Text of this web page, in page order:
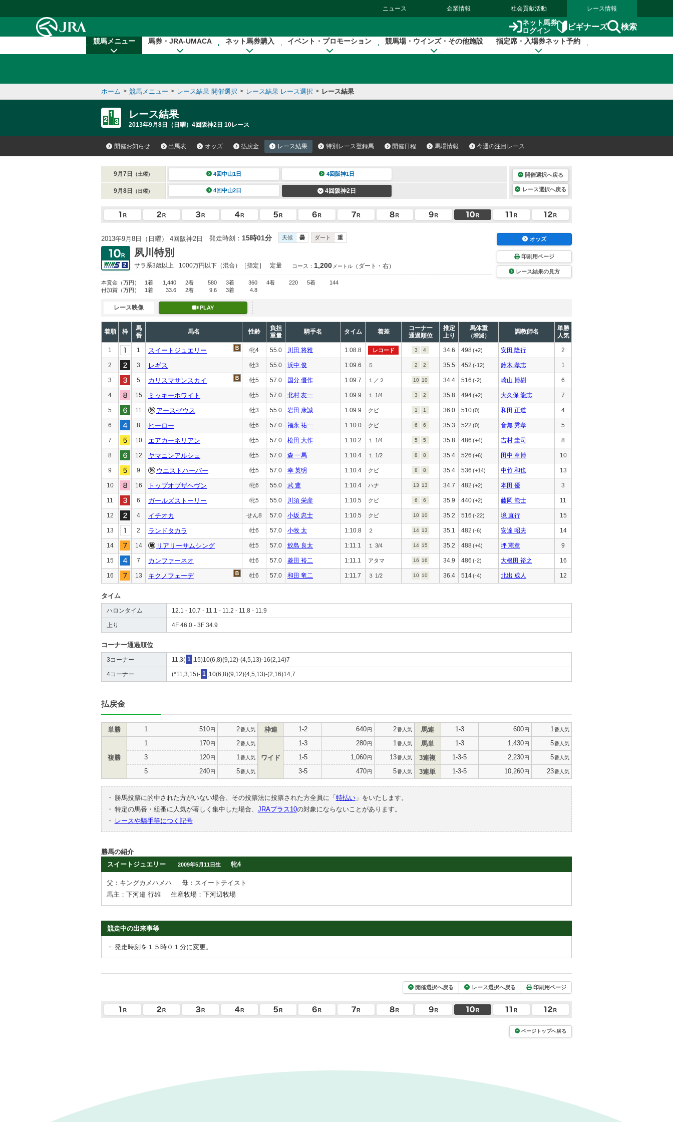
ニュース 企業情報 社会貢献活動 レース情報
ネット馬券
ログイン
ビギナーズ 検索
競馬メニュー 馬券・JRA-UMACA ネット馬券購入 イベント・プロモーション 競馬場・ウインズ・その他施設 指定席・入場券ネット予約
ホーム > 競馬メニュー > レース結果 開催選択 > レース結果 レース選択 > レース結果
レース結果
2013年9月8日（日曜）4回阪神2日 10レース
開催お知らせ 出馬表 オッズ 払戻金 レース結果 特別レース登録馬 開催日程 馬場情報 今週の注目レース
9月7日 （土曜） 4回中山1日 4回阪神1日
9月8日 （日曜） 4回中山2日 4回阪神2日
開催選択へ戻る
レース選択へ戻る
2013年9月8日（日曜） 4回阪神2日 発走時刻： 15時01分 天候 曇 ダート 重
夙川特別
サラ系3歳以上 1000万円以下 （混合）［指定］ 定量 コース： 1,200 メートル （ダート・右）
本賞金 （万円） 1着 1,440 2着 580 3着 360 4着 220 5着
144
付加賞 （万円） 1着 33.6 2着 9.6 3着 4.8
オッズ
印刷用ページ
レース結果の見方
レース映像 PLAY
着順 枠
馬
番
馬名 性齢
負担
重量
騎手名 タイム 着差
コーナー
通過順位
推定
上り
馬体重
（増減）
調教師名
単勝
人気
1 1 スイートジュエリー 牝4 55.0 川田 将雅 1:08.8 レコード 3 4 34.6 498(+2) 安田 隆行 2
2 3 レギス 牡3 55.0 浜中 俊 1:09.6 ５ 2 2 35.5 452 (-12) 鈴木 孝志 1
3 5 カリスマサンスカイ 牡5 57.0 国分 優作 1:09.7 １／２ 10 10 34.4 516 (-2) 崎山 博樹 6
4 15 ミッキーホワイト 牡5 57.0 北村 友一 1:09.9 １ 1/4 3 2 35.8 494(+2) 大久保 龍志 7
5 11 アースゼウス 牡3 55.0 岩田 康誠 1:09.9 クビ 1 1 36.0 510(0) 和田 正道 4
6 8 ヒーロー 牡6 57.0 福永 祐一 1:10.0 クビ 6 6 35.3 522 (0) 音無 秀孝 5
7 10 エアカーネリアン 牡5 57.0 松田 大作 1:10.2 １ 1/4 5 5 35.8 486 (+4) 吉村 圭司 8
8 12 ヤマニンアルシェ 牡5 57.0 森 一馬 1:10.4 １ 1/2 8 8 35.4 526 (+6) 田中 章博 10
9 9 ウエストハーバー 牡5 57.0 幸 英明 1:10.4 クビ 8 8 35.4 536 (+14) 中竹 和也 13
10 16 トップオブザヘヴン 牝6 55.0 武 豊 1:10.4 ハナ 13 13 34.7 482 (+2) 本田 優 3
11 6 ガールズストーリー 牝5 55.0 川須 栄彦 1:10.5 クビ 6 6 35.9 440(+2) 藤岡 範士 11
12 4 イチオカ せん8 57.0 小坂 忠士 1:10.5 クビ 10 10 35.2 516 (-22) 境 直行 15
13 2 ランドタカラ 牡6 57.0 小牧 太 1:10.8 ２ 14 13 35.1 482 (-6) 安達 昭夫 14
14 14 リアリーサムシング 牡5 57.0 鮫島 良太 1:11.1 １ 3/4 14 15 35.2 488 (+4) 坪 憲章 9
15 7 カンファーネオ 牡6 57.0 菱田 裕二 1:11.1 アタマ 16 16 34.9 486 (-2) 大根田 裕之 16
16 13 キクノフェーデ 牡6 57.0 和田 竜二 1:11.7 ３ 1/2 10 10 36.4 514(-4) 北出 成人 12
タイム
ハロンタイム 12.1 - 10.7 - 11.1 - 11.2 - 11.8 - 11.9
上り 4F 46.0 - 3F 34.9
コーナー通過順位
3コーナー 11,3( 1 ,15)10(6,8)(9,12)-(4,5,13)-16(2,14)7
4コーナー (*11,3,15)- 1 ,10(6,8)(9,12)(4,5,13)-(2,16)14,7
払戻金
単勝 1 510円 2番人気
複勝
1 170円 2番人気
3 120円 1 番人気
5 240円 5番人気
枠連 1-2 640円 2番人気
ワイド
1-3 280円 1 番人気
1-5 1,060円 13番人気
3-5 470円 5番人気
馬連 1-3 600円 1 番人気
馬単 1-3 1,430円 5番人気
3連複 1-3-5 2,230円 5番人気
3連単 1-3-5 10,260円 23番人気
・ 勝馬投票に的中された方がいない場合、その投票法に投票された方全員に「 特払い」をいたします。
・ 特定の馬番・組番に人気が著しく集中した場合、 JRAプラス10の対象にならないことがあります。
・
レースや騎手等につく記号
勝馬の紹介
スイートジュエリー
2009年5月11日生 牝4
父：キングカメハメハ
母：スイートテイスト
馬主：下河邉 行雄
生産牧場：下河辺牧場
競走中の出来事等
・ 発走時刻を１５時０１分に変更。
開催選択へ戻る レース選択へ戻る 印刷用ページ
ページトップへ戻る